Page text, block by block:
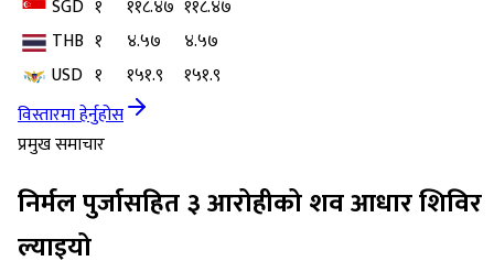
SGD १ ११८.४७ ११८.४७
THB १ ४.५७
४.५७
USD १ १५१.९
१५१.९
विस्तारमा हेर्नुहोस
प्रमुख समाचार
निर्मल पुर्जासहित ३ आरोहीको शव आधार शिविर
ल्याइयो